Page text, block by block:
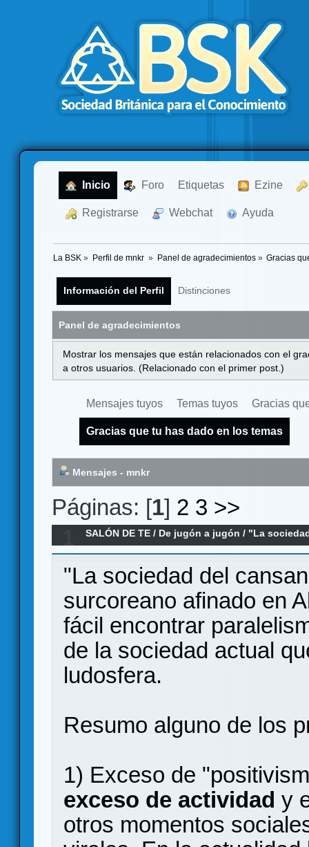
Inicio Foro Etiquetas Ezine
Registrarse Webchat Ayuda
La BSK » Perfil de mnkr » Panel de agradecimientos» Gracias
Información del Perfil Distinciones
Panel de agradecimientos
Mostrar los mensajes que están relacionados con el
a otros usuarios. (Relacionado con el primer post.)
Mensajes tuyos Temas tuyos Gracias
Gracias que tu has dado en los temas
Mensajes - mnkr
Páginas: [1] 2 3 >>
SALÓN DE TE / De jugón a jugón / "La
como metáfora de la Ludosfera
"La sociedad del
surcoreano afinado en
fácil encontrar
de la sociedad actual
ludosfera.
Resumo alguno de los
1) Exceso de
exceso de actividad y
otros momentos